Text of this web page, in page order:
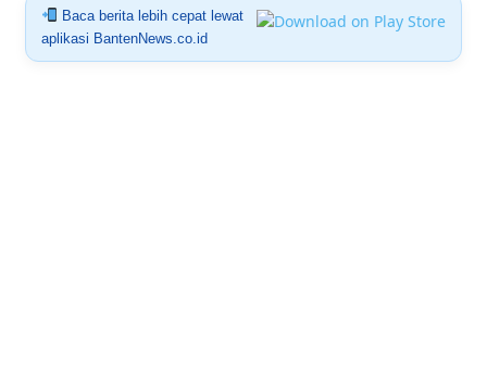
Baca berita lebih cepat lewat
aplikasi BantenNews.co.id